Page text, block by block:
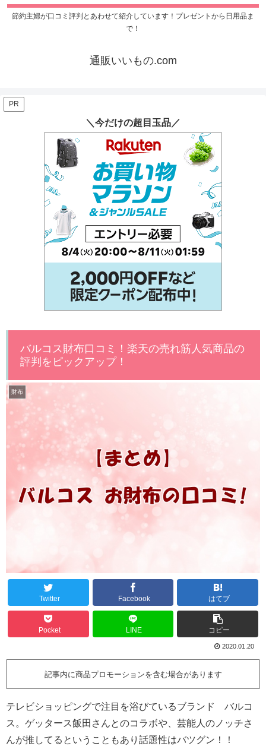
節約主婦が口コミ評判とあわせて紹介しています！プレゼントから日用品ま
で！
通販いいもの.com
PR
＼今だけの超目玉品／
バルコス財布口コミ！楽天の売れ筋人気商品の
評判をピックアップ！
財布
Twitter Facebook はてブ
Pocket LINE コピー
2020.01.20
記事内に商品プロモーションを含む場合があります
テレビショッピングで注目を浴びているブランド バルコ
ス。ゲッタース飯田さんとのコラボや、芸能人のノッチさ
んが推してるということもあり話題性はバツグン！！